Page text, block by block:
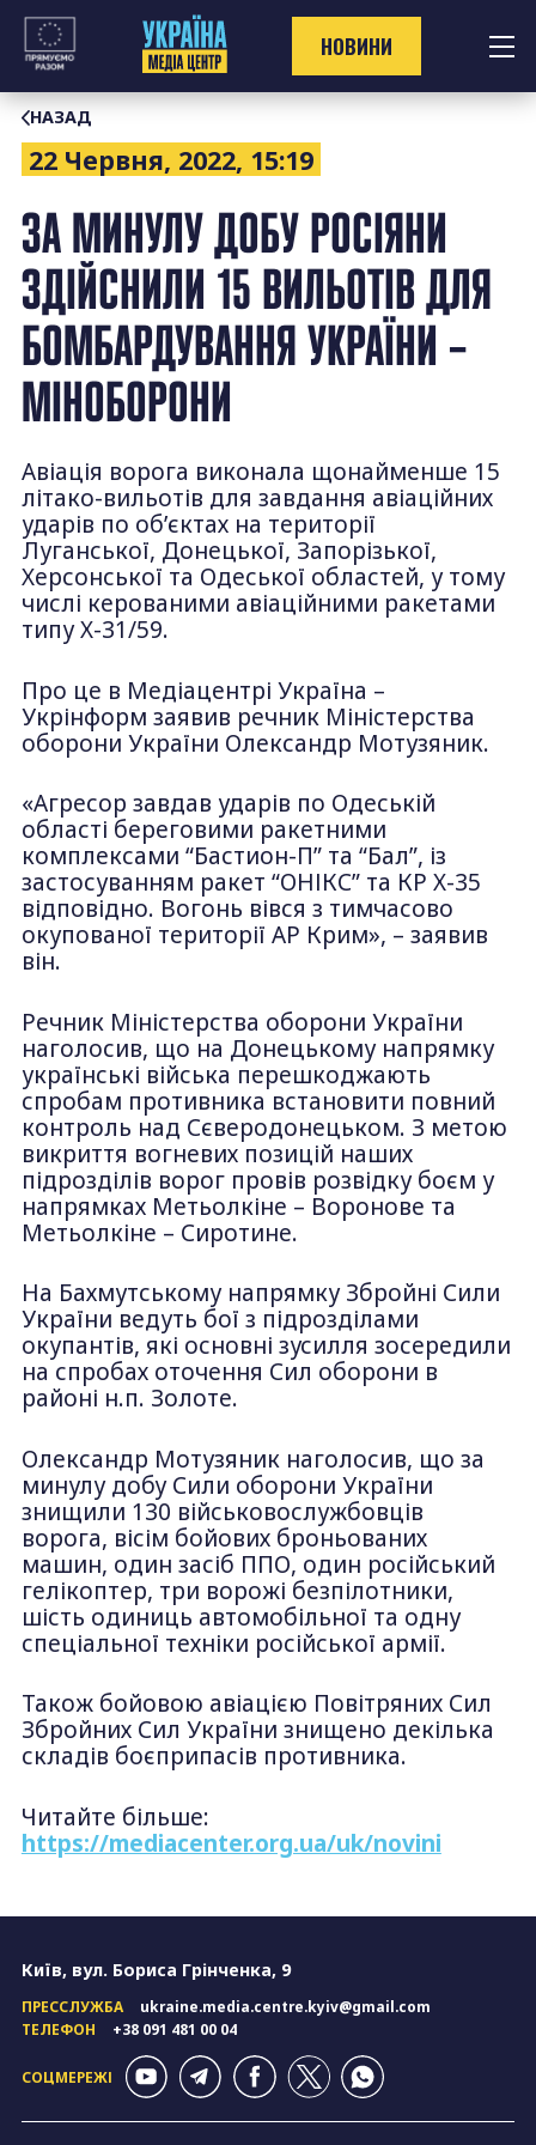
Перейти
контенту
НОВИНИ
НАЗАД
22 Червня, 2022, 15:19
ЗА МИНУЛУ ДОБУ РОСІЯНИ
ЗДІЙСНИЛИ 15 ВИЛЬОТІВ ДЛЯ
БОМБАРДУВАННЯ УКРАЇНИ –
МІНОБОРОНИ
Авіація ворога виконала щонайменше 15
літако-вильотів для завдання авіаційних
ударів по об’єктах на території
Луганської, Донецької, Запорізької,
Херсонської та Одеської областей, у тому
числі керованими авіаційними ракетами
типу Х-31/59.
Про це в Медіацентрі Україна –
Укрінформ заявив речник Міністерства
оборони України Олександр Мотузяник.
«Агресор завдав ударів по Одеській
області береговими ракетними
комплексами “Бастион-П” та “Бал”, із
застосуванням ракет “ОНІКС” та КР Х-35
відповідно. Вогонь вівся з тимчасово
окупованої території АР Крим», – заявив
він.
Речник Міністерства оборони України
наголосив, що на Донецькому напрямку
українські війська перешкоджають
спробам противника встановити повний
контроль над Сєверодонецьком. З метою
викриття вогневих позицій наших
підрозділів ворог провів розвідку боєм у
напрямках Метьолкіне – Воронове та
Метьолкіне – Сиротине.
На Бахмутському напрямку Збройні Сили
України ведуть бої з підрозділами
окупантів, які основні зусилля зосередили
на спробах оточення Сил оборони в
районі н.п. Золоте.
Олександр Мотузяник наголосив, що за
минулу добу Сили оборони України
знищили 130 військовослужбовців
ворога, вісім бойових броньованих
машин, один засіб ППО, один російський
гелікоптер, три ворожі безпілотники,
шість одиниць автомобільної та одну
спеціальної техніки російської армії.
Також бойовою авіацією Повітряних Сил
Збройних Сил України знищено декілька
складів боєприпасів противника.
Читайте більше:
https://mediacenter.org.ua/uk/novini
Київ, вул. Бориса Грінченка, 9
ПРЕССЛУЖБА
ukraine.media.centre.kyiv@gmail.com
ТЕЛЕФОН
+38 091 481 00 04
СОЦМЕРЕЖІ